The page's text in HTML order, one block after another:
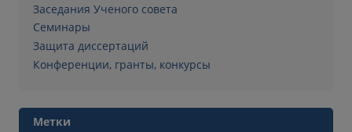
Заседания Ученого совета
Семинары
Защита диссертаций
Конференции, гранты, конкурсы
Метки